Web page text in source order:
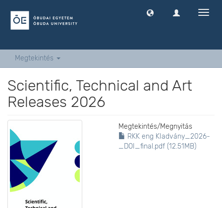
Megtekintés
Scientific, Technical and Art
Releases 2026
Megtekintés/Megnyitás
RKK eng KIadvány_2026-
_DOI_final.pdf (12.51MB)